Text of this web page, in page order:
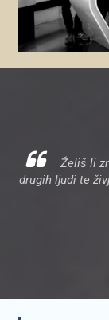
Želiš li
drugih ljudi te
Škola
trude